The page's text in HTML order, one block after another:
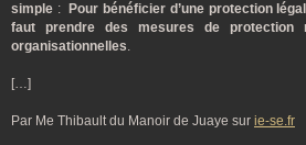
simple :
Pour bénéficier d’une protection
faut prendre des mesures de protection
organisationnelles.
[…]
Par Me Thibault du Manoir de Juaye sur ie-se.fr